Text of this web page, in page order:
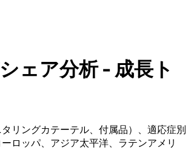
ェア分析 - 成長ト
リングカテーテル、付属品）、適応症別
ロッパ、アジア太平洋、ラテンアメリ